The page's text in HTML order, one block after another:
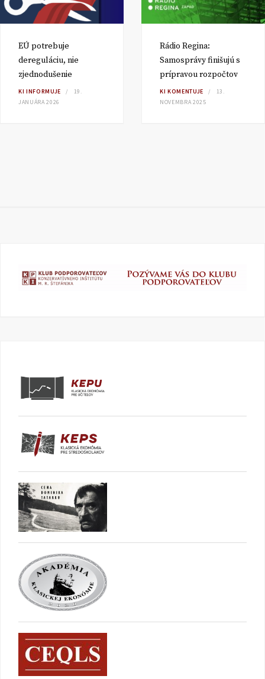
EÚ potrebuje
dereguláciu, nie
zjednodušenie
KI INFORMUJE
19.
JANUÁRA 2026
Rádio Regina:
Samosprávy finišujú s
prípravou rozpočtov
KI KOMENTUJE
13.
NOVEMBRA 2025